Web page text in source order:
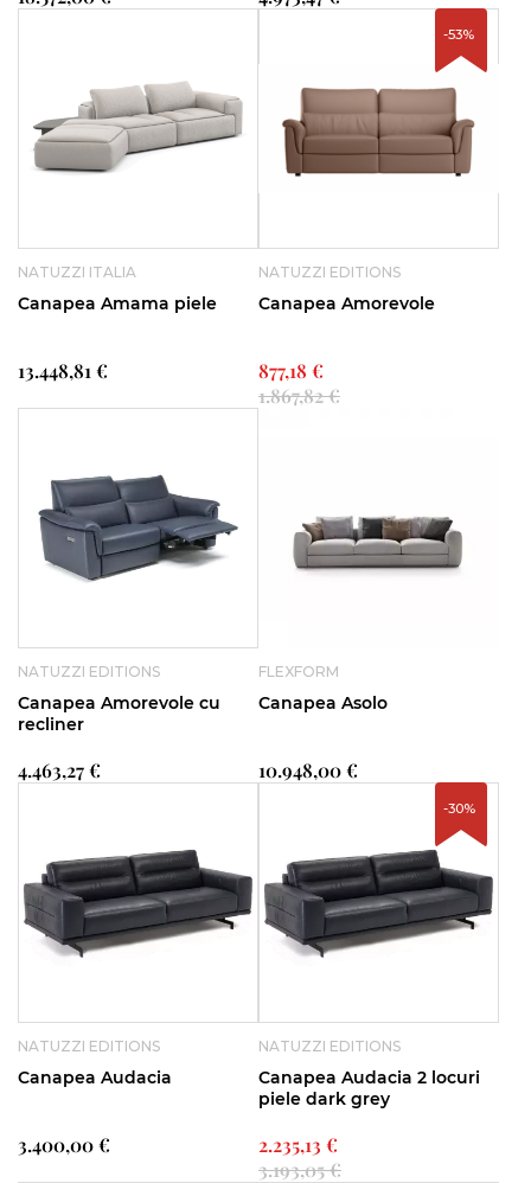
NATUZZI ITALIA
Canapea Amama piele
13.448,81 €
-53%
NATUZZI EDITIONS
Canapea Amorevole
1.867,82 €
877,18 €
NATUZZI EDITIONS
Canapea Amorevole cu
recliner
4.463,27 €
FLEXFORM
Canapea Asolo
10.948,00 €
NATUZZI EDITIONS
Canapea Audacia
3.400,00 €
-30%
NATUZZI EDITIONS
Canapea Audacia 2 locuri
piele dark grey
3.193,05 €
2.235,13 €